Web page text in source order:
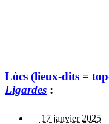
Lòcs (lieux-dits =
Ligardes :
17 janvier 2025